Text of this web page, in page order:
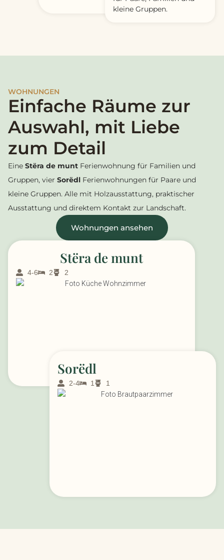
kleine Gruppen.
WOHNUNGEN
Einfache Räume zur
Auswahl, mit Liebe
zum Detail
Eine Stëra de munt Ferienwohnung für Familien und
Gruppen, vier Sorëdl Ferienwohnungen für Paare und
kleine Gruppen. Alle mit Holzausstattung, praktischer
Ausstattung und direktem Kontakt zur Landschaft.
Wohnungen ansehen
Stëra de munt
4-6 2 2
Sorëdl
2-4 1 1